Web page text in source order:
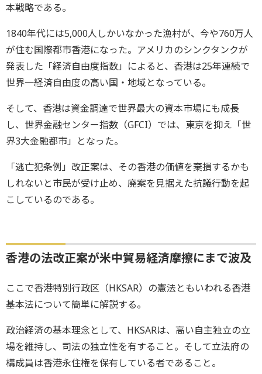
本戦略である。
1840年代には5,000人しかいなかった漁村が、今や760万人
が住む国際都市香港になった。アメリカのシンクタンクが
発表した「経済自由度指数」によると、香港は25年連続で
世界一経済自由度の高い国・地域となっている。
そして、香港は資金調達で世界最大の資本市場にも成長
し、世界金融センター指数（GFCI）では、東京を抑え「世
界3大金融都市」となった。
「逃亡犯条例」改正案は、その香港の価値を棄損するかも
しれないと市民が受け止め、廃案を見据えた抗議行動を起
こしているのである。
香港の法改正案が米中貿易経済摩擦にまで波及
ここで香港特別行政区（HKSAR）の憲法ともいわれる香港
基本法について簡単に解説する。
政治経済の基本理念として、HKSARは、高い自主独立の立
場を維持し、司法の独立性を有すること。そして立法府の
構成員は香港永住権を保有している者であること。